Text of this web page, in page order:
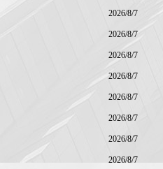
2026/8/7
2026/8/7
2026/8/7
2026/8/7
2026/8/7
2026/8/7
2026/8/7
2026/8/7